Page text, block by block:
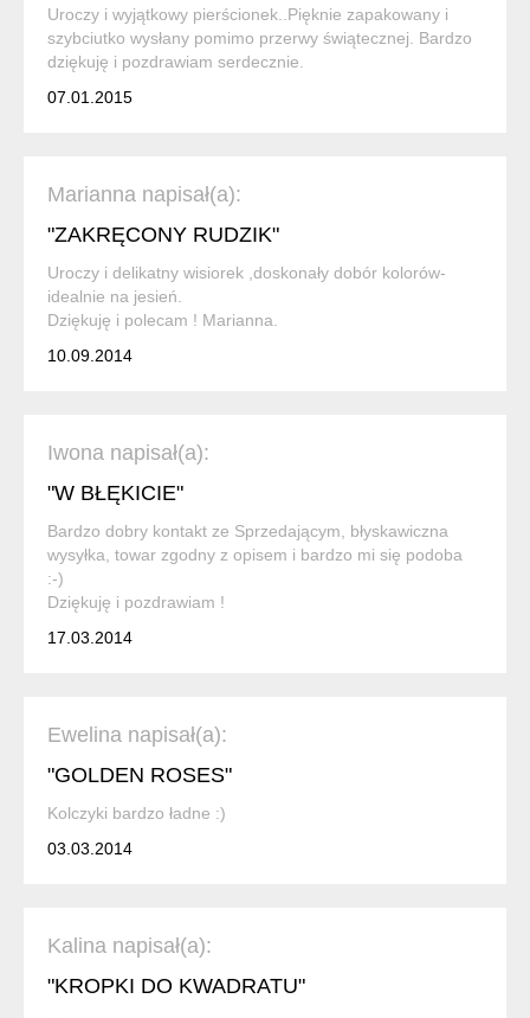
Uroczy i wyjątkowy pierścionek..Pięknie zapakowany i
szybciutko wysłany pomimo przerwy świątecznej. Bardzo
dziękuję i pozdrawiam serdecznie.
07.01.2015
Marianna napisał(a):
"ZAKRĘCONY RUDZIK"
Uroczy i delikatny wisiorek ,doskonały dobór kolorów-
idealnie na jesień.
Dziękuję i polecam ! Marianna.
10.09.2014
Iwona napisał(a):
"W BŁĘKICIE"
Bardzo dobry kontakt ze Sprzedającym, błyskawiczna
wysyłka, towar zgodny z opisem i bardzo mi się podoba
:-)
Dziękuję i pozdrawiam !
17.03.2014
Ewelina napisał(a):
"GOLDEN ROSES"
Kolczyki bardzo ładne :)
03.03.2014
Kalina napisał(a):
"KROPKI DO KWADRATU"